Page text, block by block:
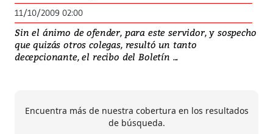
11/10/2009 02:00
Sin el ánimo de ofender, para este servidor, y sospecho
que quizás otros colegas, resultó un tanto
decepcionante, el recibo del Boletín ...
Encuentra más de nuestra cobertura en los resultados
de búsqueda.